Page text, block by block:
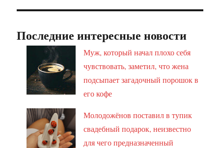
Последние интересные новости
Муж, который начал плохо себя
чувствовать, заметил, что жена
подсыпает загадочный порошок в
его кофе
Молодожёнов поставил в тупик
свадебный подарок, неизвестно
для чего предназначенный